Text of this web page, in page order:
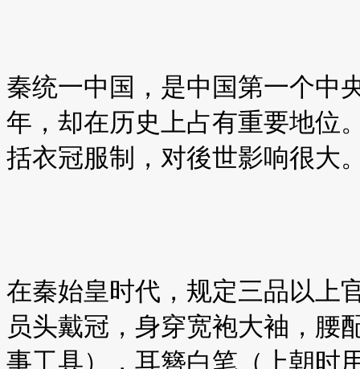
秦统一中国，是中国第一个中
年，却在历史上占有重要地位
括衣冠服制，对後世影响很大
在秦始皇时代，规定三品以上
员头戴冠，身穿宽袍大袖，腰
事工具），耳簪白笔（上朝时